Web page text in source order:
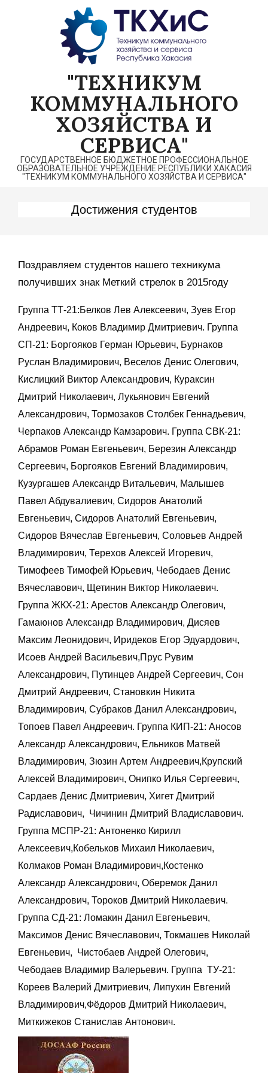
"ТЕХНИКУМ
КОММУНАЛЬНОГО
ХОЗЯЙСТВА И
СЕРВИСА"
ГОСУДАРСТВЕННОЕ БЮДЖЕТНОЕ ПРОФЕССИОНАЛЬНОЕ
ОБРАЗОВАТЕЛЬНОЕ УЧРЕЖДЕНИЕ РЕСПУБЛИКИ ХАКАСИЯ
"ТЕХНИКУМ КОММУНАЛЬНОГО ХОЗЯЙСТВА И СЕРВИСА"
Достижения студентов
Поздравляем студентов нашего техникума
получивших знак Меткий стрелок в 2015году
Группа ТТ-21:Белков Лев Алексеевич, Зуев Егор
Андреевич, Коков Владимир Дмитриевич. Группа
СП-21: Боргояков Герман Юрьевич, Бурнаков
Руслан Владимирович, Веселов Денис Олегович,
Кислицкий Виктор Александрович, Кураксин
Дмитрий Николаевич, Лукьянович Евгений
Александрович, Тормозаков Столбек Геннадьевич,
Черпаков Александр Камзарович. Группа СВК-21:
Абрамов Роман Евгеньевич, Березин Александр
Сергеевич, Боргояков Евгений Владимирович,
Кузургашев Александр Витальевич, Малышев
Павел Абдувалиевич, Сидоров Анатолий
Евгеньевич, Сидоров Анатолий Евгеньевич,
Сидоров Вячеслав Евгеньевич, Соловьев Андрей
Владимирович, Терехов Алексей Игоревич,
Тимофеев Тимофей Юрьевич, Чебодаев Денис
Вячеславович, Щетинин Виктор Николаевич.
Группа ЖКХ-21: Арестов Александр Олегович,
Гамаюнов Александр Владимирович, Дисяев
Максим Леонидович, Иридеков Егор Эдуардович,
Исоев Андрей Васильевич,Прус Рувим
Александрович, Путинцев Андрей Сергеевич, Сон
Дмитрий Андреевич, Становкин Никита
Владимирович, Субраков Данил Александрович,
Топоев Павел Андреевич. Группа КИП-21: Аносов
Александр Александрович, Ельников Матвей
Владимирович, Зюзин Артем Андреевич,Крупский
Алексей Владимирович, Онипко Илья Сергеевич,
Сардаев Денис Дмитриевич, Хигет Дмитрий
Радиславович, Чичинин Дмитрий Владиславович.
Группа МСПР-21: Антоненко Кирилл
Алексеевич,Кобельков Михаил Николаевич,
Колмаков Роман Владимирович,Костенко
Александр Александрович, Оберемок Данил
Александрович, Тороков Дмитрий Николаевич.
Группа СД-21: Ломакин Данил Евгеньевич,
Максимов Денис Вячеславович, Токмашев Николай
Евгеньевич, Чистобаев Андрей Олегович,
Чебодаев Владимир Валерьевич. Группа ТУ-21:
Кореев Валерий Дмитриевич, Липухин Евгений
Владимирович,Фёдоров Дмитрий Николаевич,
Миткижеков Станислав Антонович.